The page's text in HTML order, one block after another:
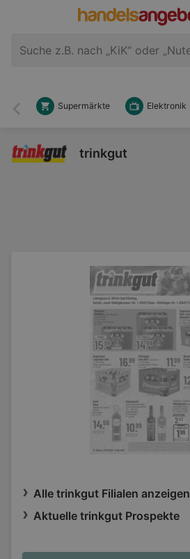
Zurück
Supermärkte Elektronik
trinkgut
Alle trinkgut Filialen anzeigen
Aktuelle trinkgut Prospekte